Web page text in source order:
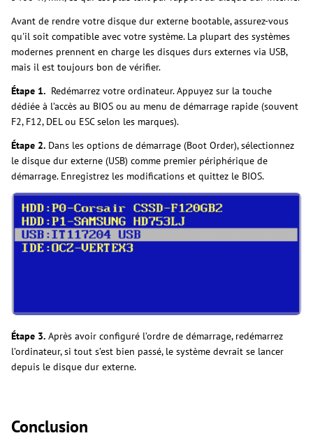
Avant de rendre votre disque dur externe bootable, assurez-vous
qu'il soit compatible avec votre système. La plupart des systèmes
modernes prennent en charge les disques durs externes via USB,
mais il est toujours bon de vérifier.
Étape 1. Redémarrez votre ordinateur. Appuyez sur la touche
dédiée à l’accès au BIOS ou au menu de démarrage rapide (souvent
F2, F12, DEL ou ESC selon les marques).
Étape 2. Dans les options de démarrage (Boot Order), sélectionnez
le disque dur externe (USB) comme premier périphérique de
démarrage. Enregistrez les modifications et quittez le BIOS.
Étape 3. Après avoir configuré l’ordre de démarrage, redémarrez
l’ordinateur, si tout s’est bien passé, le système devrait se lancer
depuis le disque dur externe.
Conclusion